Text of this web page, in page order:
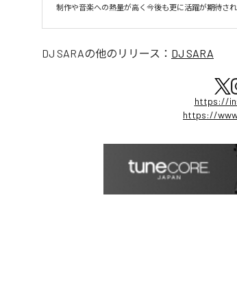
制作や音楽への熱量が高く今後も更に活躍が期待され
DJ SARAの他のリリース： DJ SARA
https://
https://